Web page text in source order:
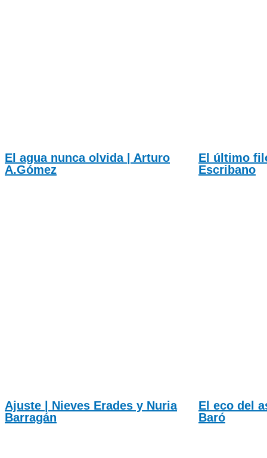
El agua nunca olvida | Arturo
A.Gómez
El último
Escribano
Ajuste | Nieves Erades y Nuria
Barragán
El eco del
Baró